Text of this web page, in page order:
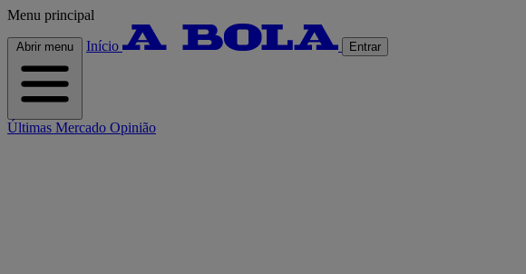
Menu principal
Abrir menu Início Entrar
Últimas Mercado Opinião